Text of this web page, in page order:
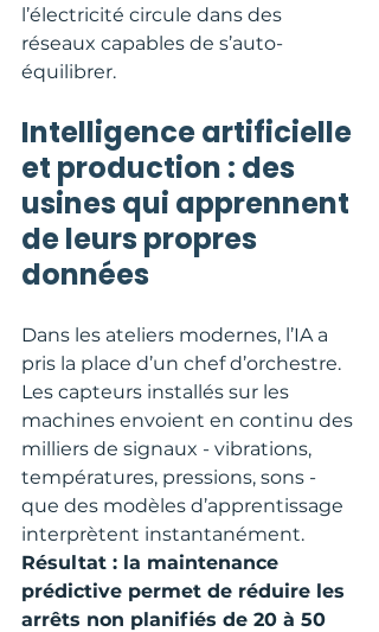
l’électricité circule dans des
réseaux capables de s’auto-
équilibrer.
Intelligence artificielle
et production : des
usines qui apprennent
de leurs propres
données
Dans les ateliers modernes, l’IA a
pris la place d’un chef d’orchestre.
Les capteurs installés sur les
machines envoient en continu des
milliers de signaux - vibrations,
températures, pressions, sons -
que des modèles d’apprentissage
interprètent instantanément.
Résultat : la maintenance
prédictive permet de réduire les
arrêts non planifiés de 20 à 50